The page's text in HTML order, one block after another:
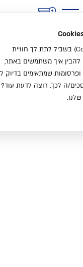
אנחנו משתמשים בעוגיות (Cookies) בשביל לתת לך חוויית
להבין איך משתמשים באתר,
שמתאימים בדיוק
ה לכך. רוצה לדעת עוד?